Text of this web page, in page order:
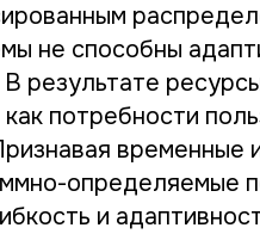
не способны
результате
потребности
временные
определяемые
и